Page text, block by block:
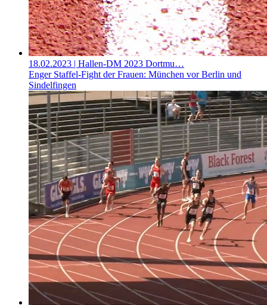
18.02.2023 | Hallen-DM 2023 Dortmu…
Enger Staffel-Fight der Frauen: München vor Berlin und
Sindelfingen